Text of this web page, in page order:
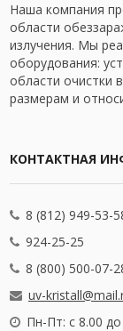
Наша компания
области
излучения. Мы
оборудования:
области очистки
размерам и
КОНТАКТНАЯ
8 (812) 949-53-
924-25-25
8 (800) 500-07-
uv-
Пн-Пт: с 8.00